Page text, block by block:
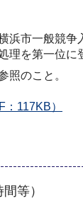
浜市一般競争
理を第一位に
照のこと。
117KB）
等）